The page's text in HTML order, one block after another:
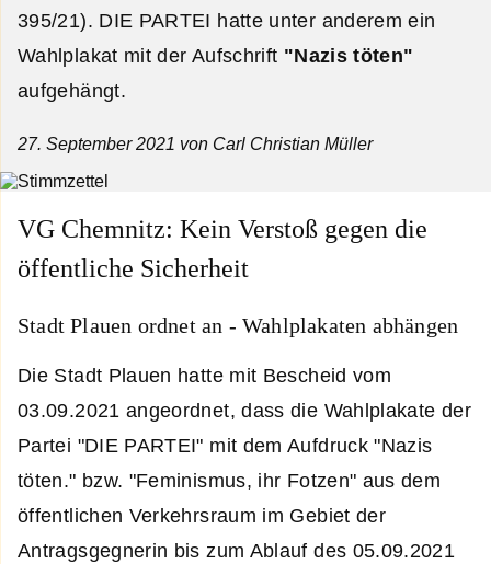
395/21). DIE PARTEI hatte unter anderem ein
Wahlplakat mit der Aufschrift "Nazis töten"
aufgehängt.
27. September 2021 von Carl Christian Müller
VG Chemnitz: Kein Verstoß gegen die
öffentliche Sicherheit
Stadt Plauen ordnet an - Wahlplakaten abhängen
Die Stadt Plauen hatte mit Bescheid vom
03.09.2021 angeordnet, dass die Wahlplakate der
Partei "DIE PARTEI" mit dem Aufdruck "Nazis
töten." bzw. "Feminismus, ihr Fotzen" aus dem
öffentlichen Verkehrsraum im Gebiet der
Antragsgegnerin bis zum Ablauf des 05.09.2021